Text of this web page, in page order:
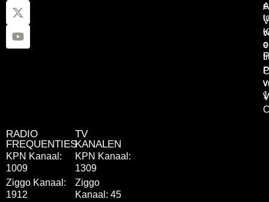
RADIO
FREQUENTIES
KPN Kanaal:
1009
Ziggo Kanaal:
1912
TV
KANALEN
KPN Kanaal:
1309
Ziggo
Kanaal: 45